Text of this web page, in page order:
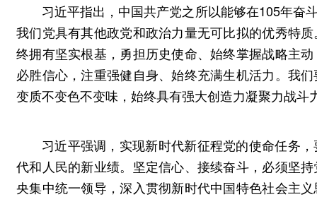
习近平指出，中国共产党之所以能够在105年奋
我们党具有其他政党和政治力量无可比拟的优秀特
终拥有坚实根基，勇担历史使命、始终掌握战略主
必胜信心，注重强健自身、始终充满生机活力。我
变质不变色不变味，始终具有强大创造力凝聚力战斗
习近平强调，实现新时代新征程党的使命任务
代和人民的新业绩。坚定信心、接续奋斗，必须坚
央集中统一领导，深入贯彻新时代中国特色社会主